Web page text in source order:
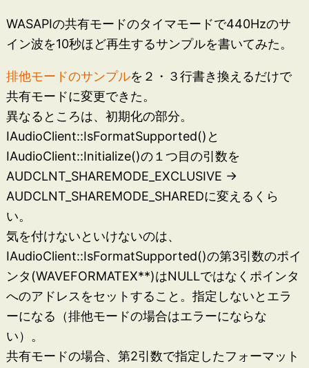
WASAPIの共有モードのタイマモードで440Hzのサ
イン波を10秒ほど再生するサンプルを書いてみた。
排他モードのサンプルを２・３行書き換えるだけで
共有モードに変更できた。
異なるところは、初期化の部分。
IAudioClient::IsFormatSupported()と
IAudioClient::Initialize()の１つ目の引数を
AUDCLNT_SHAREMODE_EXCLUSIVE ->
AUDCLNT_SHAREMODE_SHAREDに変えるくら
い。
気を付けないといけないのは、
IAudioClient::IsFormatSupported()の第3引数のポイ
ンタ(WAVEFORMATEX**)はNULLではなくポインタ
へのアドレスをセットすること。指定しないとエラ
ーになる（排他モードの場合はエラーにならな
い）。
共有モードの場合、第2引数で指定したフォーマット